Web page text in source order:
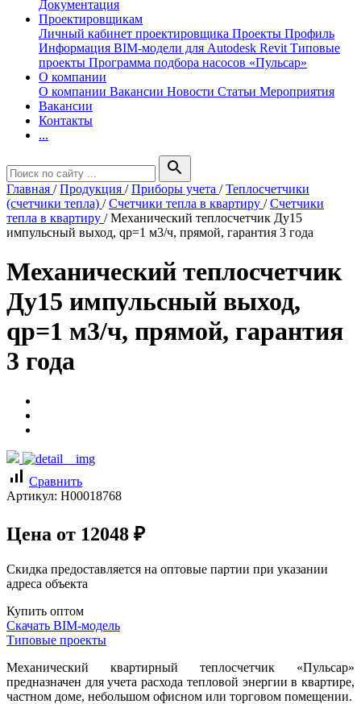
Документация
Проектировщикам
Личный кабинет проектировщика Проекты Профиль
Информация BIM-модели для Autodesk Revit Типовые
проекты Программа подбора насосов «Пульсар»
О компании
О компании Вакансии Новости Статьи Мероприятия
Вакансии
Контакты
...
search
Главная /Продукция /Приборы учета /Теплосчетчики
(счетчики тепла) /Счетчики тепла в квартиру /Счетчики
тепла в квартиру /Механический теплосчетчик Ду15
импульсный выход, qp=1 м3/ч, прямой, гарантия 3 года
Механический теплосчетчик
Ду15 импульсный выход,
qp=1 м3/ч, прямой, гарантия
3 года
signal_cellular_alt Сравнить
Артикул: Н00018768
Цена от 12048 ₽
Скидка предоставляется на оптовые партии при указании
адреса объекта
Купить оптом
Скачать BIM-модель
Типовые проекты
Механический квартирный теплосчетчик «Пульсар»
предназначен для учета расхода тепловой энергии в квартире,
частном доме, небольшом офисном или торговом помещении.